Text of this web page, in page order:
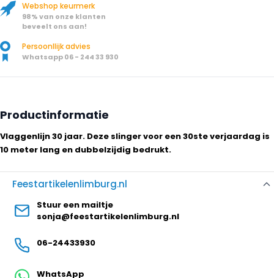
Webshop keurmerk
98% van onze klanten
beveelt ons aan!
Persoonllijk advies
Whatsapp 06 - 244 33 930
Productinformatie
Vlaggenlijn 30 jaar. Deze slinger voor een 30ste verjaardag is
10 meter lang en dubbelzijdig bedrukt.
Feestartikelenlimburg.nl
Stuur een mailtje
sonja@feestartikelenlimburg.nl
06-24433930
WhatsApp